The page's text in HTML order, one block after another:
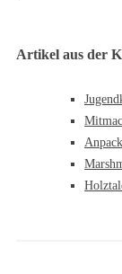
Artikel aus der